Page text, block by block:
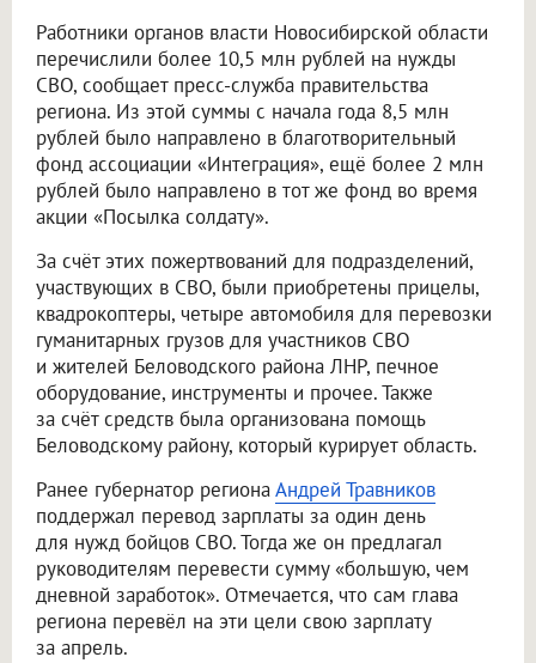
Работники органов власти Новосибирской области
перечислили более 10,5 млн рублей на нужды
СВО, сообщает пресс-служба правительства
региона. Из этой суммы с начала года 8,5 млн
рублей было направлено в благотворительный
фонд ассоциации «Интеграция», ещё более 2 млн
рублей было направлено в тот же фонд во время
акции «Посылка солдату».
За счёт этих пожертвований для подразделений,
участвующих в СВО, были приобретены прицелы,
квадрокоптеры, четыре автомобиля для перевозки
гуманитарных грузов для участников СВО
и жителей Беловодского района ЛНР, печное
оборудование, инструменты и прочее. Также
за счёт средств была организована помощь
Беловодскому району, который курирует область.
Ранее губернатор регионаАндрей Травников
поддержал перевод зарплаты за один день
для нужд бойцов СВО. Тогда же он предлагал
руководителям перевести сумму «большую, чем
дневной заработок». Отмечается, что сам глава
региона перевёл на эти цели свою зарплату
за апрель.